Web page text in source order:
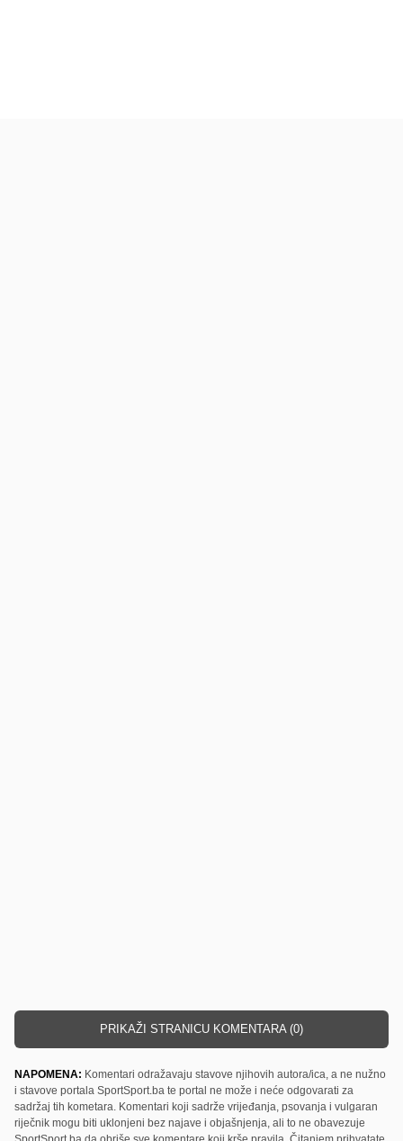
PRIKAŽI STRANICU KOMENTARA (0)
NAPOMENA: Komentari odražavaju stavove njihovih autora/ica, a ne nužno
i stavove portala SportSport.ba te portal ne može i neće odgovarati za
sadržaj tih kometara. Komentari koji sadrže vrijeđanja, psovanja i vulgaran
riječnik mogu biti uklonjeni bez najave i objašnjenja, ali to ne obavezuje